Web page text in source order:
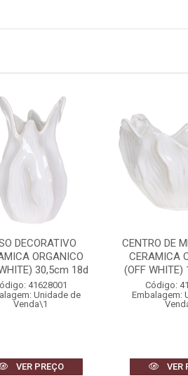
DECORATIVO
ORGANICO
30,5cm 18d
41628001
Unidade de
Venda\1
VER PREÇO
CENTRO DE
CERAMICA
(OFF WHITE)
Código:
Embalagem:
VER